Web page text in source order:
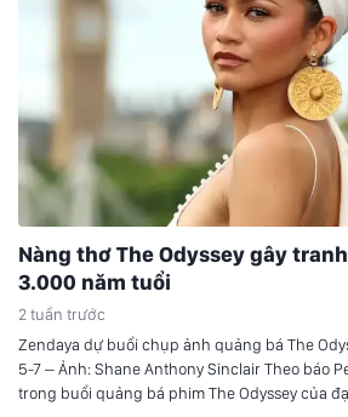
Nàng thơ The Odyssey gây
3.000 năm tuổi
2 tuần trước
Zendaya dự buổi chụp ảnh quảng bá The
5-7 – Ảnh: Shane Anthony Sinclair Theo báo
trong buổi quảng bá phim The Odyssey của